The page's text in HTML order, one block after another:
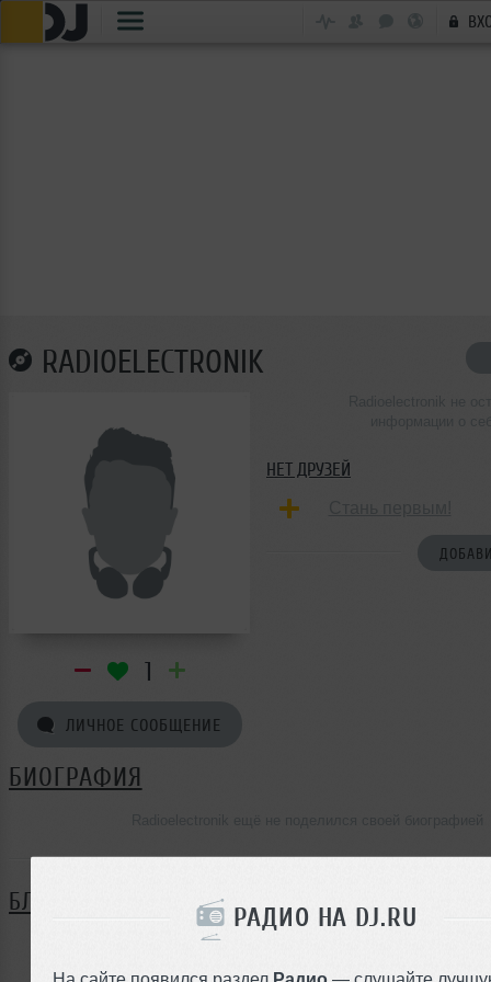
РАДИО НА DJ.RU
На сайте появился раздел Радио — слушайте
RADIOELECTRONIK
1
ЛИЧНОЕ СООБЩЕНИЕ
НЕТ ДРУЗЕЙ
БИОГРАФИЯ
БЛОГ